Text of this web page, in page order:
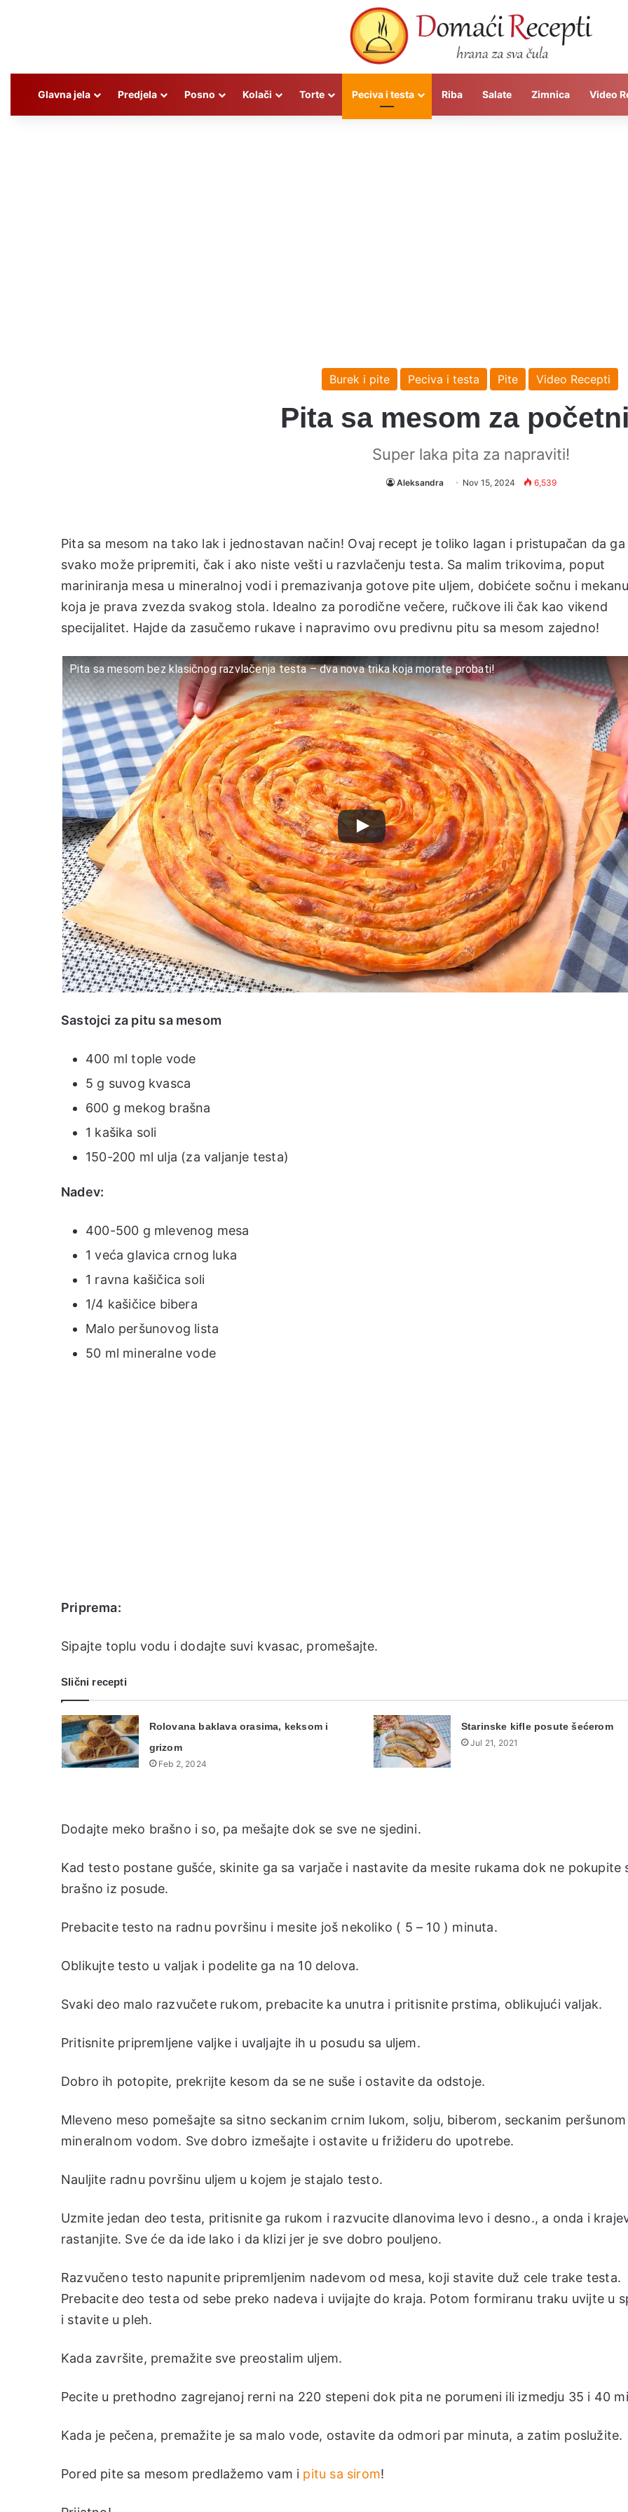
Glavna jela Predjela Posno Kolači Torte Peciva i testa Riba Salate Zimnica Video
Burek i pite Peciva i testa Pite Video Recepti
Pita sa mesom za
Super laka pita za napraviti!
Aleksandra Nov 15, 2024 6,539
Pita sa mesom na tako lak i jednostavan način! Ovaj recept je toliko lagan i pristupačan da ga
svako može pripremiti, čak i ako niste vešti u razvlačenju testa. Sa malim trikovima, poput
mariniranja mesa u mineralnoj vodi i premazivanja gotove pite uljem, dobićete sočnu i
koja je prava zvezda svakog stola. Idealno za porodične večere, ručkove ili čak kao vikend
specijalitet. Hajde da zasučemo rukave i napravimo ovu predivnu pitu sa mesom zajedno!
Pita sa mesom bez klasičnog razvlačenja testa – dva nova trika koja morate probati!
Sastojci za pitu sa mesom
400 ml tople vode
5 g suvog kvasca
600 g mekog brašna
1 kašika soli
150-200 ml ulja (za valjanje testa)
Nadev:
400-500 g mlevenog mesa
1 veća glavica crnog luka
1 ravna kašičica soli
1/4 kašičice bibera
Malo peršunovog lista
50 ml mineralne vode
Priprema:
Sipajte toplu vodu i dodajte suvi kvasac, promešajte.
Slični recepti
Rolovana baklava orasima, keksom i
grizom
Feb 2, 2024
Starinske kifle posute šećerom
Jul 21, 2021
Dodajte meko brašno i so, pa mešajte dok se sve ne sjedini.
Kad testo postane gušće, skinite ga sa varjače i nastavite da mesite rukama dok ne pokupite
brašno iz posude.
Prebacite testo na radnu površinu i mesite još nekoliko ( 5 – 10 ) minuta.
Oblikujte testo u valjak i podelite ga na 10 delova.
Svaki deo malo razvučete rukom, prebacite ka unutra i pritisnite prstima, oblikujući valjak.
Pritisnite pripremljene valjke i uvaljajte ih u posudu sa uljem.
Dobro ih potopite, prekrijte kesom da se ne suše i ostavite da odstoje.
Mleveno meso pomešajte sa sitno seckanim crnim lukom, solju, biberom, seckanim
mineralnom vodom. Sve dobro izmešajte i ostavite u frižideru do upotrebe.
Nauljite radnu površinu uljem u kojem je stajalo testo.
Uzmite jedan deo testa, pritisnite ga rukom i razvucite dlanovima levo i desno., a onda i
rastanjite. Sve će da ide lako i da klizi jer je sve dobro pouljeno.
Razvučeno testo napunite pripremljenim nadevom od mesa, koji stavite duž cele trake testa.
Prebacite deo testa od sebe preko nadeva i uvijajte do kraja. Potom formiranu traku uvijte u
i stavite u pleh.
Kada završite, premažite sve preostalim uljem.
Pecite u prethodno zagrejanoj rerni na 220 stepeni dok pita ne porumeni ili izmedju 35 i 40
Kada je pečena, premažite je sa malo vode, ostavite da odmori par minuta, a zatim poslužite.
Pored pite sa mesom predlažemo vam i pitu sa sirom!